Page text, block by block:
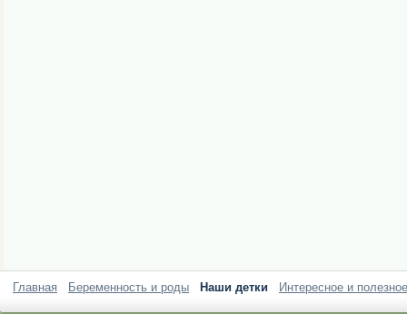
Главная Беременность и роды Наши детки Интересное и полезное